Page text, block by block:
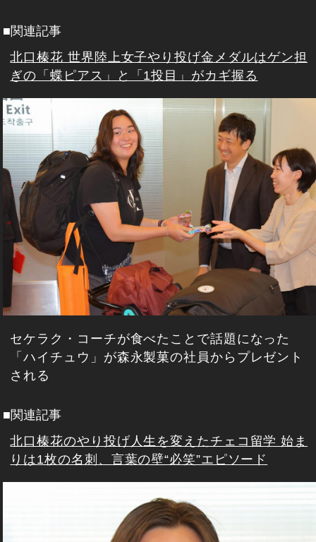
■関連記事
北口榛花 世界陸上女子やり投げ金メダルはゲン担
ぎの「蝶ピアス」と「1投目」がカギ握る
セケラク・コーチが食べたことで話題になった
「ハイチュウ」が森永製菓の社員からプレゼント
される
■関連記事
北口榛花のやり投げ人生を変えたチェコ留学 始ま
りは1枚の名刺、言葉の壁“必笑”エピソード